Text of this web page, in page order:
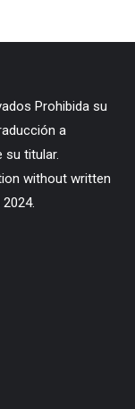
Prohibida su
a
su titular.
without written